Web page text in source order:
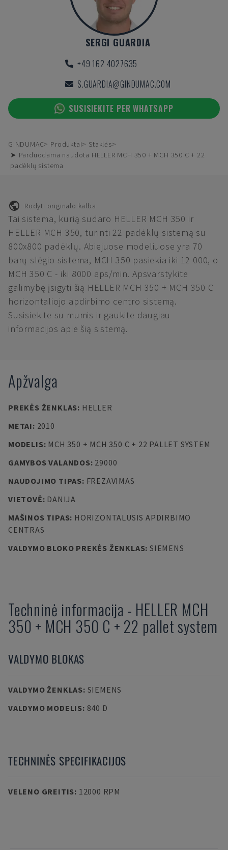
SERGI GUARDIA
+49 162 4027635
S.GUARDIA@GINDUMAC.COM
SUSISIEKITE PER WHATSAPP
GINDUMAC Produktai
Staklės
➤ Parduodama naudota HELLER MCH 350 + MCH 350 C + 22
padėklų sistema
Rodyti originalo kalba
Tai sistema, kurią sudaro HELLER MCH 350 ir
HELLER MCH 350, turinti 22 padėklų sistemą su
800x800 padėklų. Abiejuose modeliuose yra 70
barų slėgio sistema, MCH 350 pasiekia iki 12 000, o
MCH 350 C - iki 8000 aps/min. Apsvarstykite
galimybę įsigyti šią HELLER MCH 350 + MCH 350 C
horizontaliojo apdirbimo centro sistemą.
Susisiekite su mumis ir gaukite daugiau
informacijos apie šią sistemą.
Apžvalga
PREKĖS ŽENKLAS: HELLER
METAI: 2010
MODELIS: MCH 350 + MCH 350 C + 22 PALLET SYSTEM
GAMYBOS VALANDOS: 29000
NAUDOJIMO TIPAS: FREZAVIMAS
VIETOVĖ: DANIJA
MAŠINOS TIPAS: HORIZONTALUSIS APDIRBIMO
CENTRAS
VALDYMO BLOKO PREKĖS ŽENKLAS: SIEMENS
Techninė informacija - HELLER MCH
350 + MCH 350 C + 22 pallet system
VALDYMO BLOKAS
VALDYMO ŽENKLAS: SIEMENS
VALDYMO MODELIS: 840 D
TECHNINĖS SPECIFIKACIJOS
VELENO GREITIS: 12000 RPM